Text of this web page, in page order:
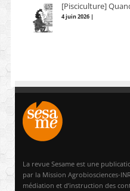
[Pisciculture]
4 juin 2026 |
La revue Sesame est une
par la Mission Agrobiosciences-
médiation et d’instruction des